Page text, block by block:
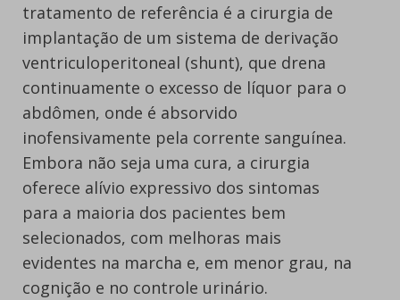
tratamento de referência é a cirurgia de
implantação de um sistema de derivação
ventriculoperitoneal (shunt), que drena
continuamente o excesso de líquor para o
abdômen, onde é absorvido
inofensivamente pela corrente sanguínea.
Embora não seja uma cura, a cirurgia
oferece alívio expressivo dos sintomas
para a maioria dos pacientes bem
selecionados, com melhoras mais
evidentes na marcha e, em menor grau, na
cognição e no controle urinário.